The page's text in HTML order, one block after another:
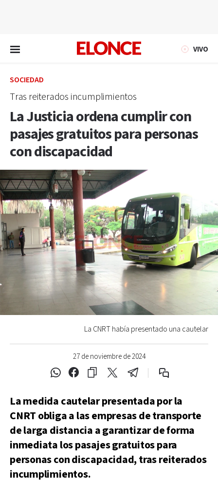
VIVO
SOCIEDAD
Tras reiterados incumplimientos
La Justicia ordena cumplir con
pasajes gratuitos para personas
con discapacidad
27 de noviembre de 2024
La CNRT había presentado una cautelar
La medida cautelar presentada por la
CNRT obliga a las empresas de transporte
de larga distancia a garantizar de forma
inmediata los pasajes gratuitos para
personas con discapacidad, tras reiterados
incumplimientos.